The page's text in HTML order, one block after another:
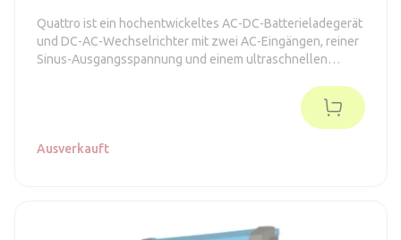
Quattro ist ein hochentwickeltes AC-DC-Batterieladegerät
und DC-AC-Wechselrichter mit zwei AC-Eingängen, reiner
Sinus-Ausgangsspannung und einem ultraschnellen
Ausverkauft